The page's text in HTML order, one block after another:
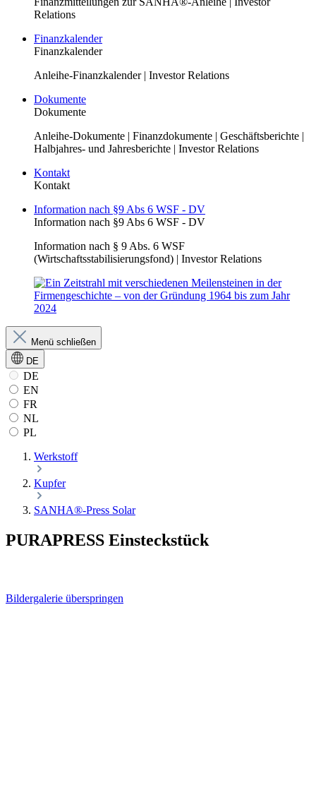
Relations
Finanzkalender
Finanzkalender
Anleihe-Finanzkalender | Investor Relations
Dokumente
Dokumente
Anleihe-Dokumente | Finanzdokumente | Geschäftsberichte |
Halbjahres- und Jahresberichte | Investor Relations
Kontakt
Kontakt
Information nach §9 Abs 6 WSF - DV
Information nach §9 Abs 6 WSF - DV
Information nach § 9 Abs. 6 WSF
(Wirtschaftsstabilisierungsfond) | Investor Relations
Menü schließen
DE
DE
EN
FR
NL
PL
Werkstoff
Kupfer
SANHA®-Press Solar
PURAPRESS Einsteckstück
Bildergalerie überspringen